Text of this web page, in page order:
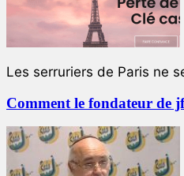
Les serruriers de Paris ne
Comment le fondateur de